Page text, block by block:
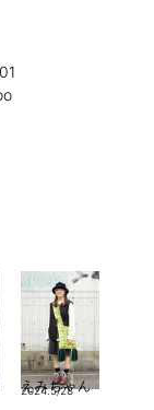
えみちゃん
2024.5/28